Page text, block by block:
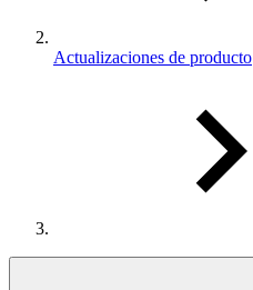
Actualizaciones de producto